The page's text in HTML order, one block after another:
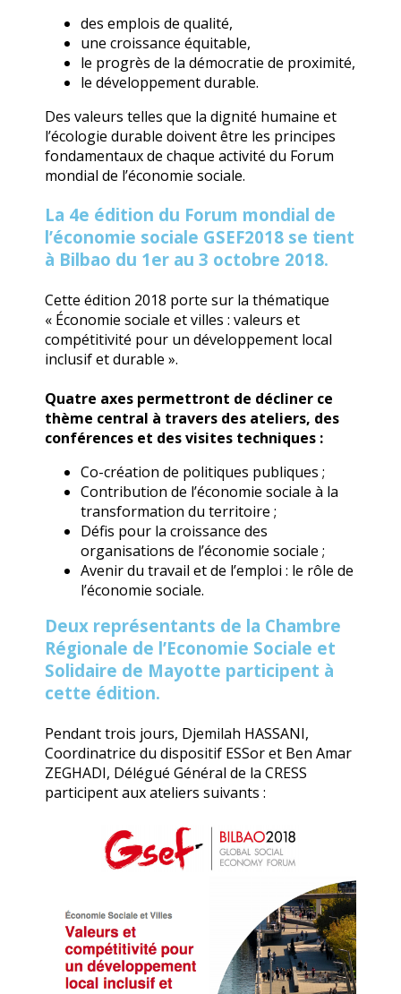
des emplois de qualité,
une croissance équitable,
le progrès de la démocratie de proximité,
le développement durable.
Des valeurs telles que la dignité humaine et
l’écologie durable doivent être les principes
fondamentaux de chaque activité du Forum
mondial de l’économie sociale.
La 4e édition du Forum mondial de
l’économie sociale GSEF2018 se tient
à Bilbao du 1er au 3 octobre 2018.
Cette édition 2018 porte sur la thématique
« Économie sociale et villes : valeurs et
compétitivité pour un développement local
inclusif et durable ».
Quatre axes permettront de décliner ce
thème central à travers des ateliers, des
conférences et des visites techniques :
Co-création de politiques publiques ;
Contribution de l’économie sociale à la
transformation du territoire ;
Défis pour la croissance des
organisations de l’économie sociale ;
Avenir du travail et de l’emploi : le rôle de
l’économie sociale.
Deux représentants de la Chambre
Régionale de l’Economie Sociale et
Solidaire de Mayotte participent à
cette édition.
Pendant trois jours, Djemilah HASSANI,
Coordinatrice du dispositif ESSor et Ben Amar
ZEGHADI, Délégué Général de la CRESS
participent aux ateliers suivants :